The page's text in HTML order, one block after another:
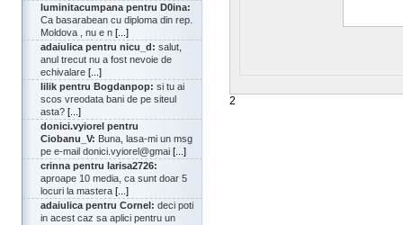
luminitacumpana pentru D0ina:
Ca basarabean cu diploma din rep.
Moldova , nu e n [...]
adaiulica pentru nicu_d: salut,
anul trecut nu a fost nevoie de
echivalare [...]
lilik pentru Bogdanpop: si tu ai
scos vreodata bani de pe siteul
asta? [...]
donici.vyiorel pentru
Ciobanu_V: Buna, lasa-mi un msg
pe e-mail donici.vyiorel@gmai [...]
crinna pentru larisa2726:
aproape 10 media, ca sunt doar 5
locuri la mastera [...]
adaiulica pentru Cornel: deci poti
in acest caz sa aplici pentru un
2